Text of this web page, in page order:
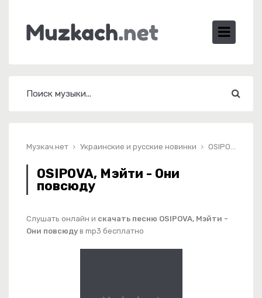
Музкач.нет Украинские и русские новинки OSIPOVA, Мэйти - Они повсюду
OSIPOVA, Мэйти - Они
повсюду
Слушать онлайн и скачать песню OSIPOVA, Мэйти -
Они повсюду в mp3 бесплатно